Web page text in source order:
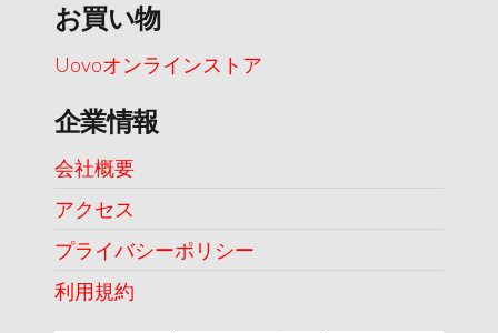
お買い物
Uovoオンラインストア
企業情報
会社概要
アクセス
プライバシーポリシー
利用規約